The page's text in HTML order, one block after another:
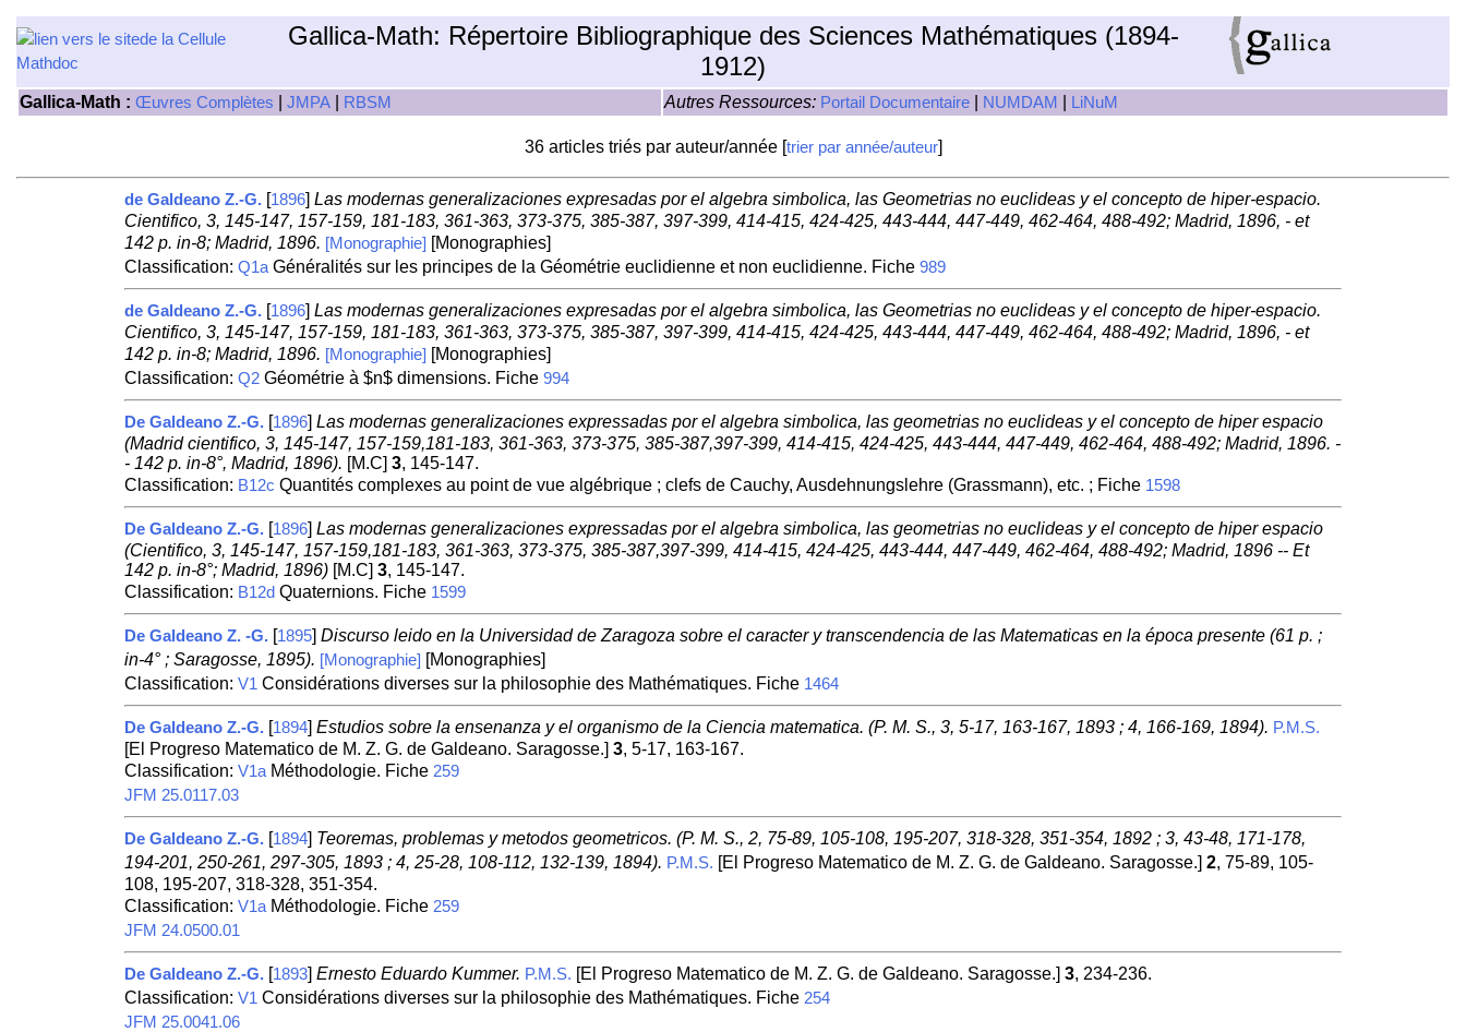
Gallica-Math: Répertoire Bibliographique des Sciences Mathématiques (1894-
1912)
Gallica-Math : Œuvres Complètes JMPA RBSM Autres Ressources: Portail Documentaire NUMDAM LiNuM
36 articles triés par auteur/année [trier par année/auteur]
de Galdeano Z.-G. [1896] Las modernas generalizaciones expresadas por el algebra simbolica, las Geometrias no euclideas y el concepto de hiper-espacio.
Cientifico, 3, 145-147, 157-159, 181-183, 361-363, 373-375, 385-387, 397-399, 414-415, 424-425, 443-444, 447-449, 462-464, 488-492; Madrid, 1896, - et
142 p. in-8; Madrid, 1896. [Monographie] [Monographies]
Classification: Q1aGénéralités sur les principes de la Géométrie euclidienne et non euclidienne. Fiche 989
de Galdeano Z.-G. [1896] Las modernas generalizaciones expresadas por el algebra simbolica, las Geometrias no euclideas y el concepto de hiper-espacio.
Cientifico, 3, 145-147, 157-159, 181-183, 361-363, 373-375, 385-387, 397-399, 414-415, 424-425, 443-444, 447-449, 462-464, 488-492; Madrid, 1896, - et
142 p. in-8; Madrid, 1896. [Monographie] [Monographies]
Classification: Q2Géométrie à $n$ dimensions. Fiche 994
De Galdeano Z.-G. [1896] Las modernas generalizaciones expressadas por el algebra simbolica, las geometrias no euclideas y el concepto de hiper espacio
(Madrid cientifico, 3, 145-147, 157-159,181-183, 361-363, 373-375, 385-387,397-399, 414-415, 424-425, 443-444, 447-449, 462-464, 488-492; Madrid, 1896. -
- 142 p. in-8°, Madrid, 1896). [M.C] 3, 145-147.
Classification: B12c Quantités complexes au point de vue algébrique ; clefs de Cauchy, Ausdehnungslehre (Grassmann), etc. ; Fiche 1598
De Galdeano Z.-G. [1896] Las modernas generalizaciones expressadas por el algebra simbolica, las geometrias no euclideas y el concepto de hiper espacio
(Cientifico, 3, 145-147, 157-159,181-183, 361-363, 373-375, 385-387,397-399, 414-415, 424-425, 443-444, 447-449, 462-464, 488-492; Madrid, 1896 -- Et
142 p. in-8°; Madrid, 1896)[M.C] 3, 145-147.
Classification: B12dQuaternions. Fiche 1599
De Galdeano Z. -G. [1895] Discurso leido en la Universidad de Zaragoza sobre el caracter y transcendencia de las Matematicas en la época presente (61 p. ;
in-4° ; Saragosse, 1895). [Monographie] [Monographies]
Classification: V1 Considérations diverses sur la philosophie des Mathématiques. Fiche 1464
De Galdeano Z.-G. [1894] Estudios sobre la ensenanza y el organismo de la Ciencia matematica. (P. M. S., 3, 5-17, 163-167, 1893 ; 4, 166-169, 1894). P.M.S.
[El Progreso Matematico de M. Z. G. de Galdeano. Saragosse.] 3, 5-17, 163-167.
Classification: V1aMéthodologie. Fiche 259
JFM 25.0117.03
De Galdeano Z.-G. [1894] Teoremas, problemas y metodos geometricos. (P. M. S., 2, 75-89, 105-108, 195-207, 318-328, 351-354, 1892 ; 3, 43-48, 171-178,
194-201, 250-261, 297-305, 1893 ; 4, 25-28, 108-112, 132-139, 1894). P.M.S. [El Progreso Matematico de M. Z. G. de Galdeano. Saragosse.] 2, 75-89, 105-
108, 195-207, 318-328, 351-354.
Classification: V1aMéthodologie. Fiche 259
JFM 24.0500.01
De Galdeano Z.-G. [1893] Ernesto Eduardo Kummer. P.M.S. [El Progreso Matematico de M. Z. G. de Galdeano. Saragosse.] 3, 234-236.
Classification: V1 Considérations diverses sur la philosophie des Mathématiques. Fiche 254
JFM 25.0041.06